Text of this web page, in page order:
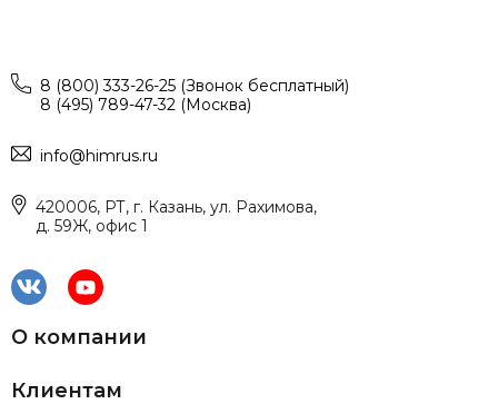
8 (800) 333-26-25 (Звонок бесплатный)
8 (495) 789-47-32 (Москва)
info@himrus.ru
420006, РТ, г. Казань, ул. Рахимова,
д. 59Ж, офис 1
О компании
Клиентам